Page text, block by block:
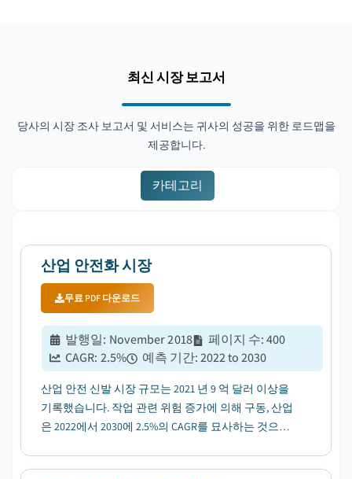
최신 시장 보고서
당사의 시장 조사 보고서 및 서비스는 귀사의 성공을 위한 로드맵을
제공합니다.
카테고리
산업 안전화 시장
무료 PDF 다운로드
발행일: November 2018 페이지 수:400
CAGR: 2.5% 예측 기간:2022 to 2030
산업 안전 신발 시장 규모는 2021 년 9 억 달러 이상을
기록했습니다. 작업 관련 위험 증가에 의해 구동, 산업
은 2022에서 2030에 2.5%의 CAGR를 묘사하는 것으로